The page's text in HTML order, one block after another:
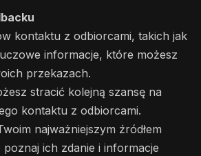
kontaktu z odbiorcami, takich jak
informacje, które możesz
przekazach.
stracić kolejną szansę na
kontaktu z odbiorcami.
najważniejszym źródłem
ich zdanie i informacje